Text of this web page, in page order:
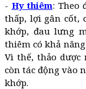
- Hy thiêm: Theo
thấp, lợi gân cốt,
khớp, đau lưng
thiêm có khả
Vì thế, thảo dược
còn tác động vào
khớp.